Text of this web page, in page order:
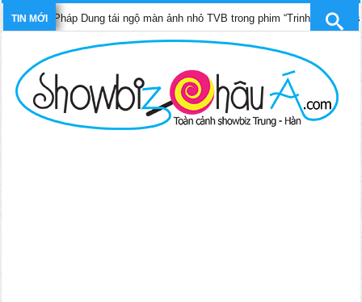
TIN MỚI
Trần Pháp Dung tái ngộ màn ảnh nhỏ TVB trong phim “Trinh sát hình sự 12”